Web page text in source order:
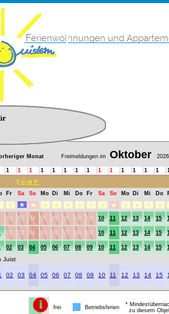
Monat Freimeldungen im Oktober 2026
1 1 1 1 1 1 1 1 1 1 1 1 1 1
T.d.dt.E.
Fr Sa So Mo Di Mi Do Fr Sa So Mo Di Mi Do
02 03 04 05 06 07 08 09 10 11 12 13 14 15
02 03 04 05 06 07 08 09 10 11 12 13 14 15
02 03 04 05 06 07 08 09 10 11 12 13 14 15
Juist
02 03 04 05 06 07 08 09 10 11 12 13 14 15
frei Betriebsferien
*
zu diesem